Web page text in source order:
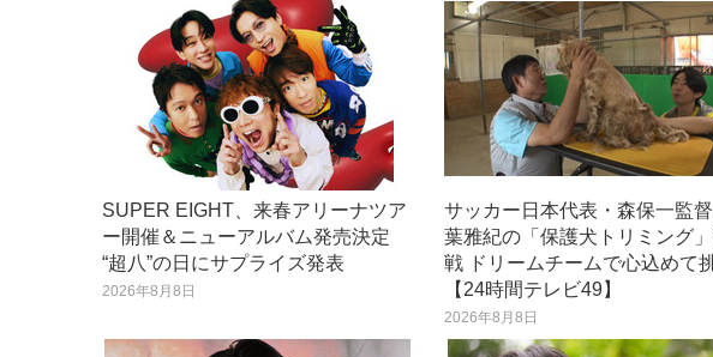
SUPER EIGHT、来春アリーナツア
ー開催＆ニューアルバム発売決定
“超八”の日にサプライズ発表
2026年8月8日
サッカー日本代表・森保一監
葉雅紀の「保護犬トリミング
戦 ドリームチームで心込めて
【24時間テレビ49】
2026年8月8日